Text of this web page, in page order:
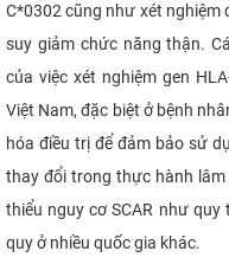
C*0302 cũng như xét nghiệm
suy giảm chức năng thận.
của việc xét nghiệm gen
Việt Nam, đặc biệt ở bệnh
hóa điều trị để đảm bảo sử
thay đổi trong thực hành
thiểu nguy cơ SCAR như
quy ở nhiều quốc gia khác.